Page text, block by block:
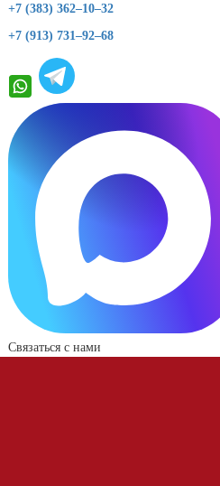
+7 (383) 362–10–32
+7 (913) 731–92–68
Связаться с нами